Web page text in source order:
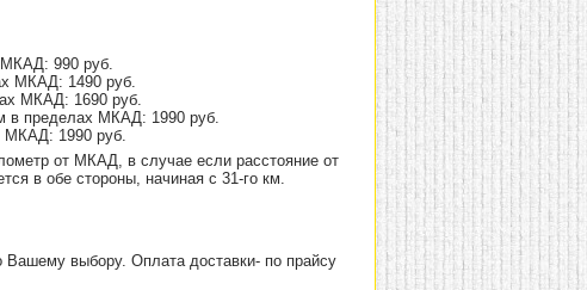
МКАД: 990 руб.
МКАД: 1490 руб.
МКАД: 1690 руб.
в пределах МКАД: 1990 руб.
МКАД: 1990 руб.
от МКАД, в случае если расстояние от
в обе стороны, начиная с 31-го км.
выбору. Оплата доставки- по прайсу